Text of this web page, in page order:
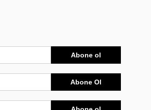
Abone ol
Abone Ol